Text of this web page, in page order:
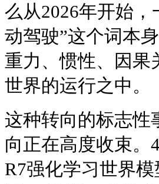
么从2026年开始
动驾驶”这个词本
重力、惯性、因果
世界的运行之中。
这种转向的标志性
向正在高度收束。
R7强化学习世界